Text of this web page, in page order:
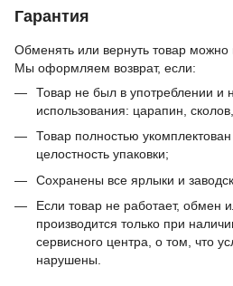
Гарантия
Обменять или вернуть товар можно
Мы оформляем возврат, если:
Товар не был в употреблении и
использования: царапин,
Товар полностью
целостность упаковки;
Сохранены все ярлыки и
Если товар не работает, обмен
производится только при
сервисного центра, о том, что
нарушены.